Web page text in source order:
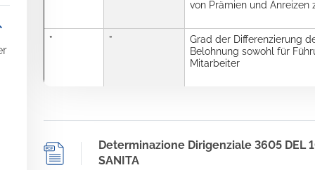
von Prämien und Anreizen
” ”
Grad der Differenzierung
Belohnung sowohl für
Mitarbeiter
Determinazione Dirigenziale 3605 DEL
SANITA